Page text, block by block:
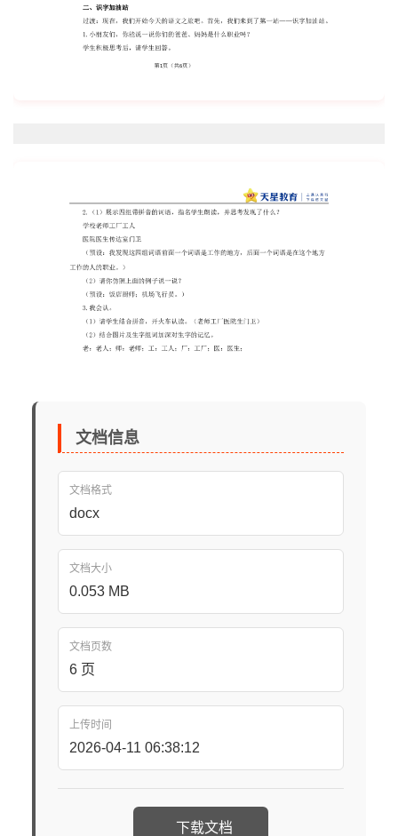
文档信息
文档格式
docx
文档大小
0.053 MB
文档页数
6 页
上传时间
2026-04-11 06:38:12
下载文档